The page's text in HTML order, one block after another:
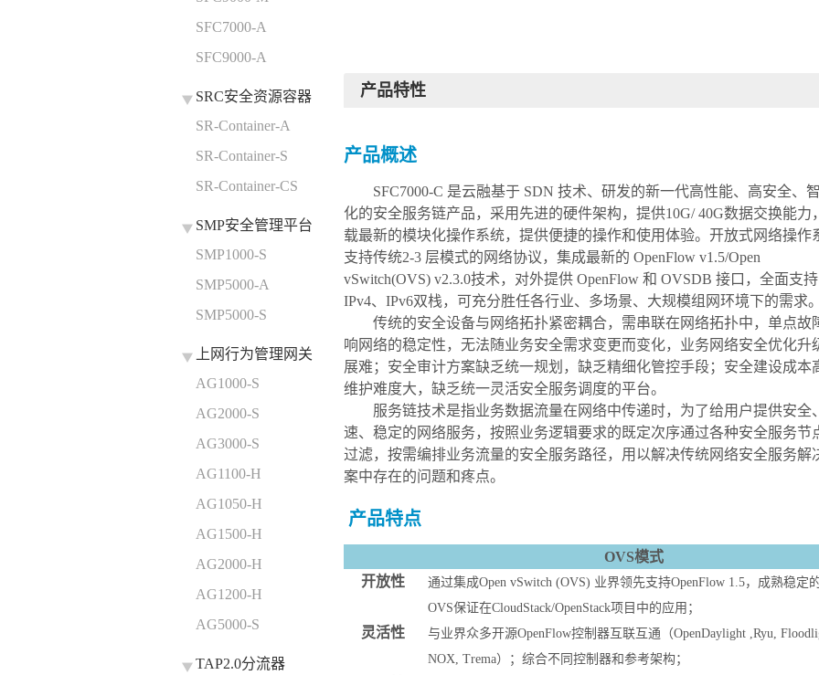
SFC7000-A
SFC9000-A
SRC安全资源容器
SR-Container-A
SR-Container-S
SR-Container-CS
SMP安全管理平台
SMP1000-S
SMP5000-A
SMP5000-S
上网行为管理网关
AG1000-S
AG2000-S
AG3000-S
AG1100-H
AG1050-H
AG1500-H
AG2000-H
AG1200-H
AG5000-S
TAP2.0分流器
产品特性
产品概述
SFC7000-C 是云融基于 SDN 技术、研发的新一代高性能、高安全、
化的安全服务链产品，采用先进的硬件架构，提供10G/ 40G数据交换能力
载最新的模块化操作系统，提供便捷的操作和使用体验。开放式网络操作
支持传统2-3 层模式的网络协议， 集成最新的 OpenFlow v1.5/Open
vSwitch(OVS) v2.3.0技术，对外提供 OpenFlow 和 OVSDB 接口， 全面支持
IPv4、IPv6双栈，可充分胜任各行业、多场景、大规模组网环境下的需求。
传统的安全设备与网络拓扑紧密耦合，需串联在网络拓扑中，单点故
响网络的稳定性，无法随业务安全需求变更而变化，业务网络安全优化升
展难；安全审计方案缺乏统一规划，缺乏精细化管控手段；安全建设成本
维护难度大，缺乏统一灵活安全服务调度的平台。
服务链技术是指业务数据流量在网络中传递时，为了给用户提供安全
速、稳定的网络服务，按照业务逻辑要求的既定次序通过各种安全服务节
过滤，按需编排业务流量的安全服务路径，用以解决传统网络安全服务解
案中存在的问题和疼点。
产品特点
OVS模式
开放性
通过集成Open vSwitch (OVS) 业界领先支持OpenFlow 1.5， 成熟稳定
OVS保证在CloudStack/OpenStack项目中的应用；
灵活性 与业界众多开源OpenFlow控制器互联互通（OpenDaylight ,Ryu,
NOX, Trema）；综合不同控制器和参考架构；